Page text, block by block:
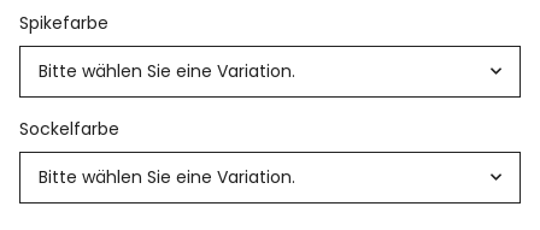
Spikefarbe
Bitte wählen Sie eine Variation.
Sockelfarbe
Bitte wählen Sie eine Variation.